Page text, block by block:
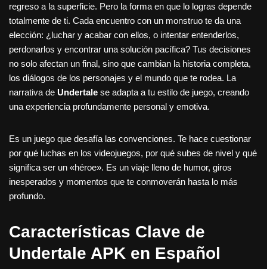
regreso a la superficie. Pero la forma en que lo logras depende
totalmente de ti. Cada encuentro con un monstruo te da una
elección: ¿luchar y acabar con ellos, o intentar entenderlos,
perdonarlos y encontrar una solución pacífica? Tus decisiones
no solo afectan un final, sino que cambian la historia completa,
los diálogos de los personajes y el mundo que te rodea. La
narrativa de Undertale se adapta a tu estilo de juego, creando
una experiencia profundamente personal y emotiva.
Es un juego que desafía las convenciones. Te hace cuestionar
por qué luchas en los videojuegos, por qué subes de nivel y qué
significa ser un «héroe». Es un viaje lleno de humor, giros
inesperados y momentos que te conmoverán hasta lo más
profundo.
Características Clave de
Undertale APK en Español